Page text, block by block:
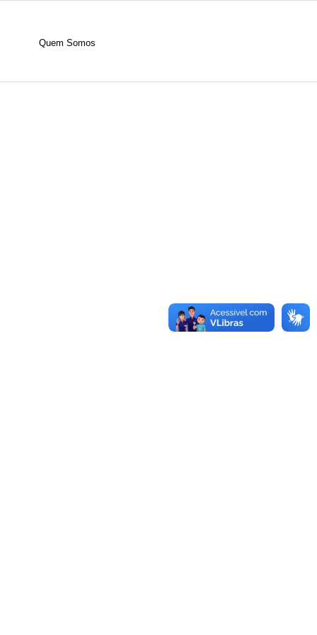
Quem Somos